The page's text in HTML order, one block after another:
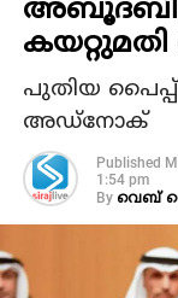
അബൂദബി;
കയറ്റുമതി
പുതിയ
അഡ്നോക്
Published
1:54 pm
By വെബ്